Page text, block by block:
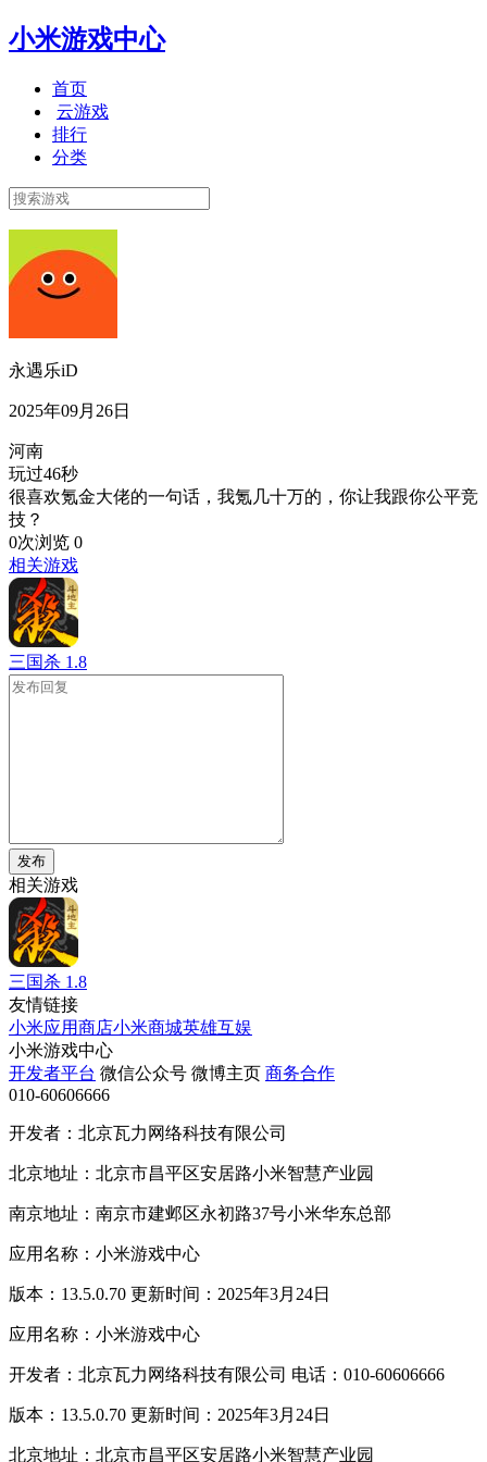
小米游戏中心
首页
云游戏
排行
分类
永遇乐iD
2025年09月26日
河南
玩过46秒
很喜欢氪金大佬的一句话，我氪几十万的，你让我跟你公平竞
技？
0次浏览 0
相关游戏
三国杀 1.8
发布
相关游戏
三国杀 1.8
友情链接
小米应用商店小米商城英雄互娱
小米游戏中心
开发者平台 微信公众号 微博主页 商务合作
010-60606666
开发者：北京瓦力网络科技有限公司
北京地址：北京市昌平区安居路小米智慧产业园
南京地址：南京市建邺区永初路37号小米华东总部
应用名称：小米游戏中心
版本：13.5.0.70 更新时间：2025年3月24日
应用名称：小米游戏中心
开发者：北京瓦力网络科技有限公司 电话：010-60606666
版本：13.5.0.70 更新时间：2025年3月24日
北京地址：北京市昌平区安居路小米智慧产业园